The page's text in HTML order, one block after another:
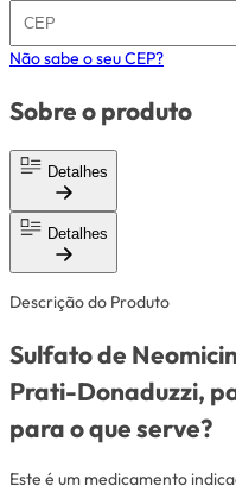
Não sabe o seu CEP?
Sobre o produto
Detalhes
Detalhes
Descrição do Produto
Sulfato de
Prati-Donaduzzi,
para o que serve?
Este é um medicamento